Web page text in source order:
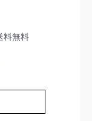
料無料